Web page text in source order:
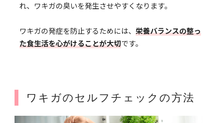
れ、ワキガの臭いを発生させやすくなります。
ワキガの発症を防止するためには、 栄養バランスの整っ
た食生活を心がけることが大切です。
ワキガのセルフチェックの方法